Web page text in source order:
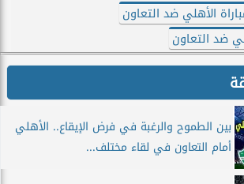
الأهلي ضد التعاون
ضد التعاون
بين الطموح والرغبة في فرض الإيقاع.. الأهلي
أمام التعاون في لقاء مختلف...